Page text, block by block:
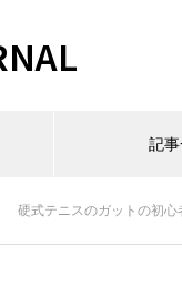
記
硬式テニスのガットの初